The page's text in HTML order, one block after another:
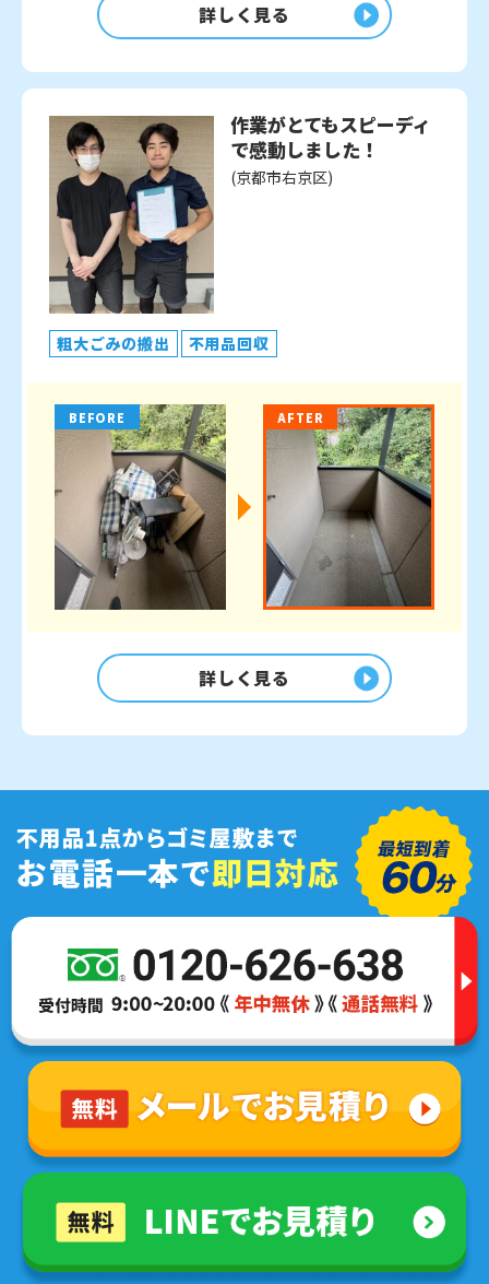
詳しく見る
作業がとてもスピーディ
で感動しました！
(京都市右京区)
粗大ごみの搬出 不用品回収
BEFORE AFTER
詳しく見る